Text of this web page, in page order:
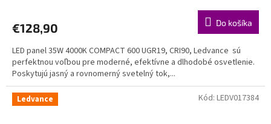
R
M
O
€128,90 Do košíka
LED panel 35W 4000K COMPACT 600 UGR19, CRI90, Ledvance sú
perfektnou voľbou pre moderné, efektívne a dlhodobé osvetlenie.
Poskytujú jasný a rovnomerný svetelný tok,...
Ledvance Kód: LEDV017384